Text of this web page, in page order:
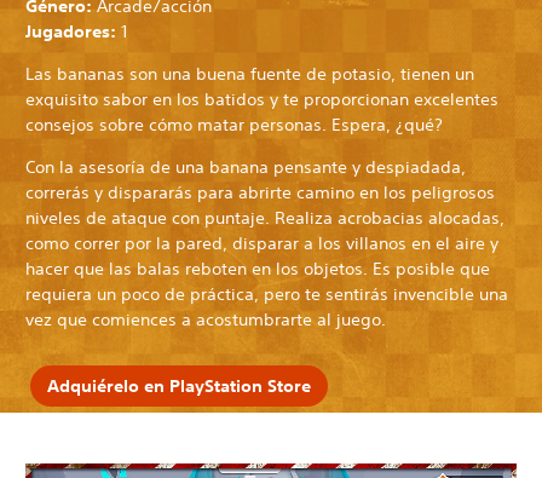
Género: Arcade/acción
Jugadores: 1
Las bananas son una buena fuente de potasio, tienen un
exquisito sabor en los batidos y te proporcionan excelentes
consejos sobre cómo matar personas. Espera, ¿qué?
Con la asesoría de una banana pensante y despiadada,
correrás y dispararás para abrirte camino en los peligrosos
niveles de ataque con puntaje. Realiza acrobacias alocadas,
como correr por la pared, disparar a los villanos en el aire y
hacer que las balas reboten en los objetos. Es posible que
requiera un poco de práctica, pero te sentirás invencible una
vez que comiences a acostumbrarte al juego.
Adquiérelo en PlayStation Store